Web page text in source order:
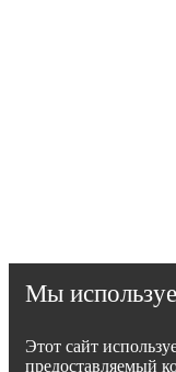
Мы
Этот сайт
предоставляемый